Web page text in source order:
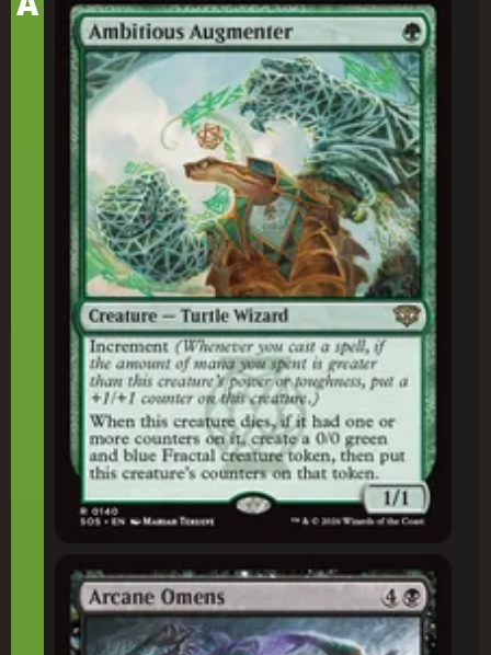
Argumentador Ambicioso
Presságios Arcanos